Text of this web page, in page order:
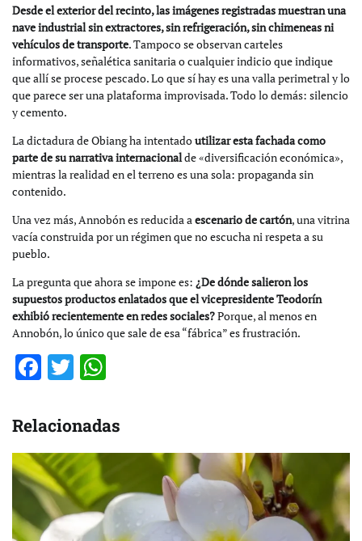
Desde el exterior del recinto, las imágenes registradas muestran una
nave industrial sin extractores, sin refrigeración, sin chimeneas ni
vehículos de transporte. Tampoco se observan carteles
informativos, señalética sanitaria o cualquier indicio que indique
que allí se procese pescado. Lo que sí hay es una valla perimetral y lo
que parece ser una plataforma improvisada. Todo lo demás: silencio
y cemento.
La dictadura de Obiang ha intentadoutilizar esta fachada como
parte de su narrativa internacionalde «diversificación económica»,
mientras la realidad en el terreno es una sola: propaganda sin
contenido.
Una vez más, Annobón es reducida aescenario de cartón, una vitrina
vacía construida por un régimen que no escucha ni respeta a su
pueblo.
La pregunta que ahora se impone es: ¿De dónde salieron los
supuestos productos enlatados que el vicepresidente Teodorín
exhibió recientemente en redes sociales?Porque, al menos en
Annobón, lo único que sale de esa “fábrica” es frustración.
Facebook
Twitter
Relacionadas